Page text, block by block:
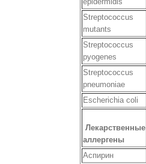
Streptococcus
mutants
Streptococcus
pyogenes
Streptococcus
pneumoniae
Escherichia coli
Лекарственные
аллергены
Аспирин